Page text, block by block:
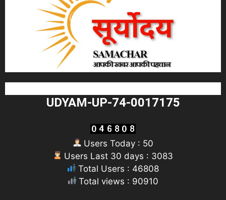
UDYAM-UP-74-0017175
Users Today : 50
Users Last 30 days : 3083
Total Users : 46808
Total views : 90910